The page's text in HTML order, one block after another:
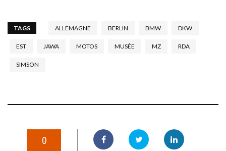
TAGS ALLEMAGNE BERLIN BMW DKW
EST JAWA MOTOS MUSÉE MZ RDA
SIMSON
0